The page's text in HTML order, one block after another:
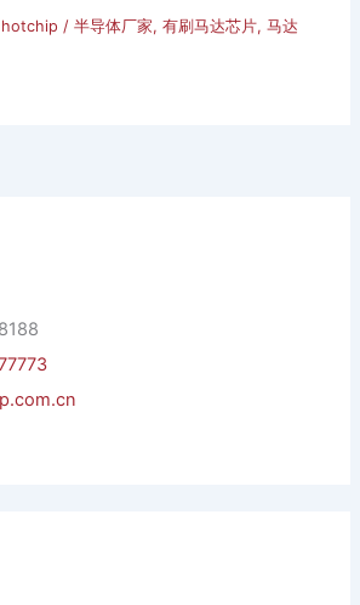
hotchip/半导体厂家,有刷马达芯片,马达